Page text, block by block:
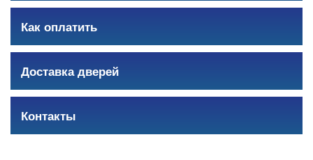
Как оплатить
Доставка дверей
Контакты